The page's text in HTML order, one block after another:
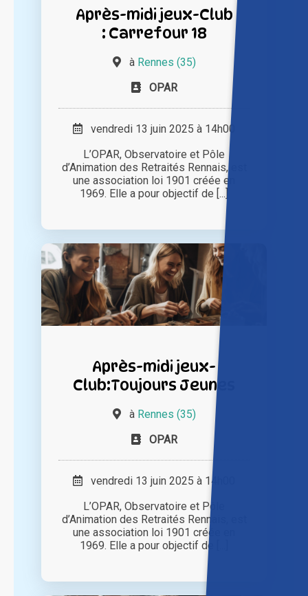
Après-midi jeux-Club
: Carrefour 18
à Rennes (35)
OPAR
vendredi 13 juin 2025 à 14h00
L’OPAR, Observatoire et Pôle
d’Animation des Retraités Rennais, est
une association loi 1901 créée en
1969. Elle a pour objectif de [...]
Après-midi jeux-
Club:Toujours Jeunes
à Rennes (35)
OPAR
vendredi 13 juin 2025 à 14h00
L’OPAR, Observatoire et Pôle
d’Animation des Retraités Rennais, est
une association loi 1901 créée en
1969. Elle a pour objectif de [...]